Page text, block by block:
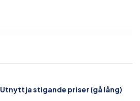
Utnyttja stigande priser (gå lång)